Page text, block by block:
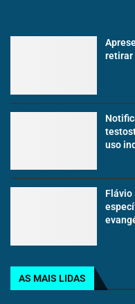
retirar
uso
Flávio
AS MAIS LIDAS